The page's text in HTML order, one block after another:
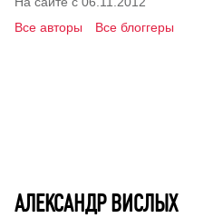
Все авторы
Все блоггеры
АЛЕКСАНДР ВИСЛЫХ